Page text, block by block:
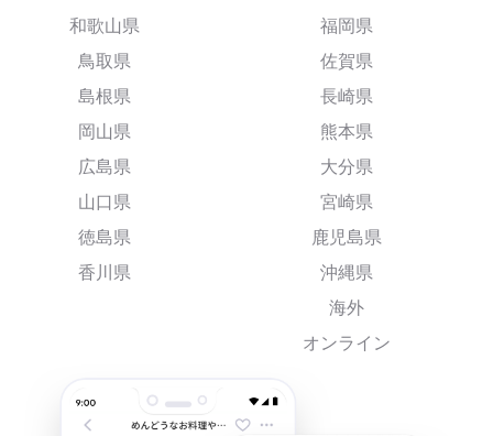
和歌山県
鳥取県
島根県
岡山県
広島県
山口県
徳島県
香川県
福岡県
佐賀県
長崎県
熊本県
大分県
宮崎県
鹿児島県
沖縄県
海外
オンライン